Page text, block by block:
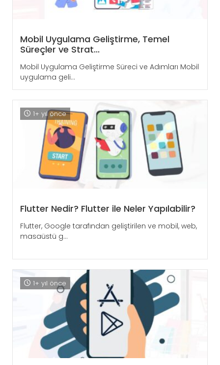
Mobil Uygulama Geliştirme, Temel
Süreçler ve Strat...
Mobil Uygulama Geliştirme Süreci ve Adımları Mobil
uygulama geli...
1+ yıl önce
Flutter Nedir? Flutter ile Neler Yapılabilir?
Flutter, Google tarafından geliştirilen ve mobil, web,
masaüstü g...
1+ yıl önce